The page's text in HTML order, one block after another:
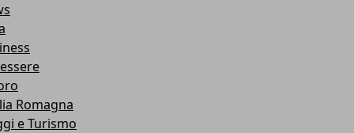
Romagna
e Turismo